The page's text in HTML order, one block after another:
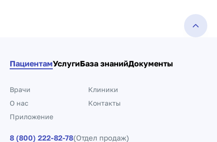
ПациентамУслугиБаза знанийДокументы
Врачи
Клиники
О нас
Контакты
Приложение
8 (800) 222-82-78(Отдел продаж)